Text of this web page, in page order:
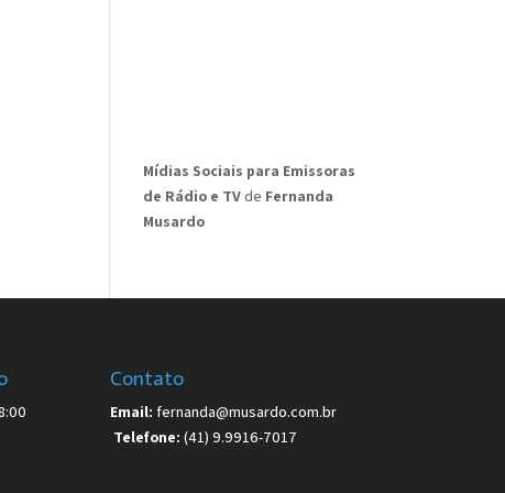
Mídias Sociais para Emissoras
de Rádio e TVde Fernanda
Musardo
Contato
Email:fernanda@musardo.com.br
Telefone: (41) 9.9916-7017